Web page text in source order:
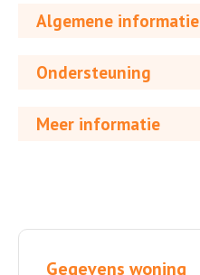
Algemene informatie
Ondersteuning
Meer informatie
Gegevens woning